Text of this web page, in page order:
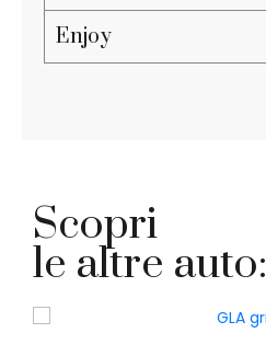
Enjoy
Scopri
le altre auto: